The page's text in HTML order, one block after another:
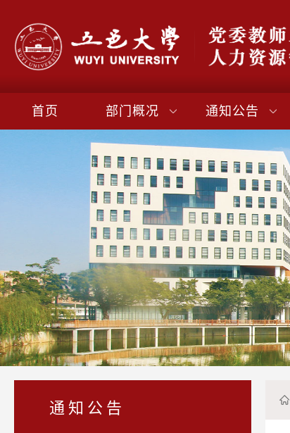
首页 部门概况 通知公告
通知公告